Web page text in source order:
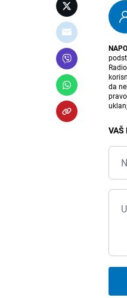
da
VAŠ